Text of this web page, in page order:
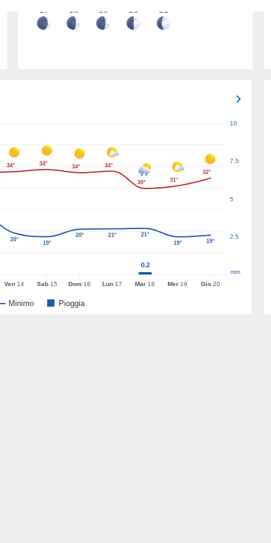
17 18 19 20 21
Minimo Pioggia
Ven 14 Sab15 Dom 16 Lun 17 Mar 18 Mer 19 Gio20
2.5
5
7.5
10
mm
0.2
34° 34° 34° 34°
30° 31°
32°
20°
19°
20° 21°
21°
19°
19°